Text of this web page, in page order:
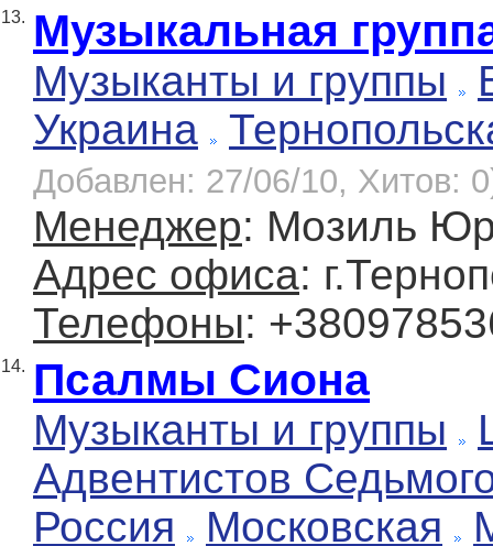
13. Музыкальная
Музыканты и группы
Украина
Добавлен: 27/06/10, Хитов:
Менеджер: Мозиль
Адрес офиса:
Телефоны:
14. Псалмы Сиона
Музыканты и группы
Адвентистов
Россия
Московская